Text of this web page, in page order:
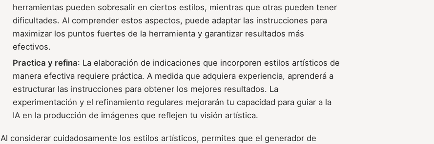
herramientas pueden sobresalir en ciertos estilos, mientras que otras pueden tener
dificultades. Al comprender estos aspectos, puede adaptar las instrucciones para
maximizar los puntos fuertes de la herramienta y garantizar resultados más
efectivos.
Practica y refina: La elaboración de indicaciones que incorporen estilos artísticos de
manera efectiva requiere práctica. A medida que adquiera experiencia, aprenderá a
estructurar las instrucciones para obtener los mejores resultados. La
experimentación y el refinamiento regulares mejorarán tu capacidad para guiar a la
IA en la producción de imágenes que reflejen tu visión artística.
Al considerar cuidadosamente los estilos artísticos, permites que el generador de